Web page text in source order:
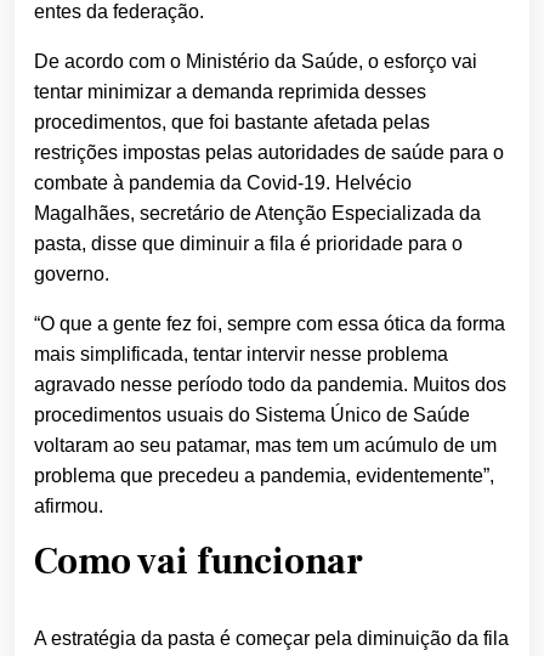
entes da federação.
De acordo com o Ministério da Saúde, o esforço vai
tentar minimizar a demanda reprimida desses
procedimentos, que foi bastante afetada pelas
restrições impostas pelas autoridades de saúde para o
combate à pandemia da Covid-19. Helvécio
Magalhães, secretário de Atenção Especializada da
pasta, disse que diminuir a fila é prioridade para o
governo.
“O que a gente fez foi, sempre com essa ótica da forma
mais simplificada, tentar intervir nesse problema
agravado nesse período todo da pandemia. Muitos dos
procedimentos usuais do Sistema Único de Saúde
voltaram ao seu patamar, mas tem um acúmulo de um
problema que precedeu a pandemia, evidentemente”,
afirmou.
Como vai funcionar
A estratégia da pasta é começar pela diminuição da fila